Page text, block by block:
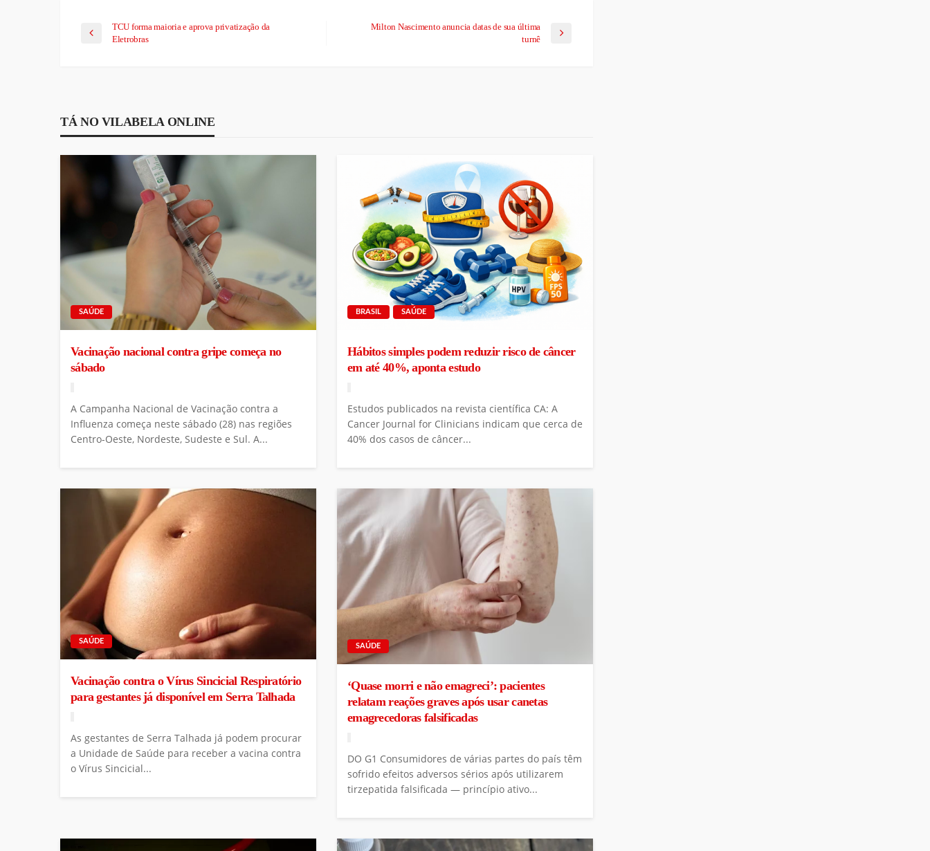
TCU forma maioria e aprova privatização da
Eletrobras
Milton Nascimento anuncia datas de sua última
turnê
TÁ NO VILABELA ONLINE
SAÚDE
Vacinação nacional contra gripe começa no
sábado
A Campanha Nacional de Vacinação contra a
Influenza começa neste sábado (28) nas regiões
Centro-Oeste, Nordeste, Sudeste e Sul. A...
BRASIL SAÚDE
Hábitos simples podem reduzir risco de câncer
em até 40%, aponta estudo
Estudos publicados na revista científica CA: A
Cancer Journal for Clinicians indicam que cerca de
40% dos casos de câncer...
SAÚDE
Vacinação contra o Vírus Sincicial Respiratório
para gestantes já disponível em Serra Talhada
As gestantes de Serra Talhada já podem procurar
a Unidade de Saúde para receber a vacina contra
o Vírus Sincicial...
SAÚDE
‘Quase morri e não emagreci’: pacientes
relatam reações graves após usar canetas
emagrecedoras falsificadas
DO G1 Consumidores de várias partes do país têm
sofrido efeitos adversos sérios após utilizarem
tirzepatida falsificada — princípio ativo...